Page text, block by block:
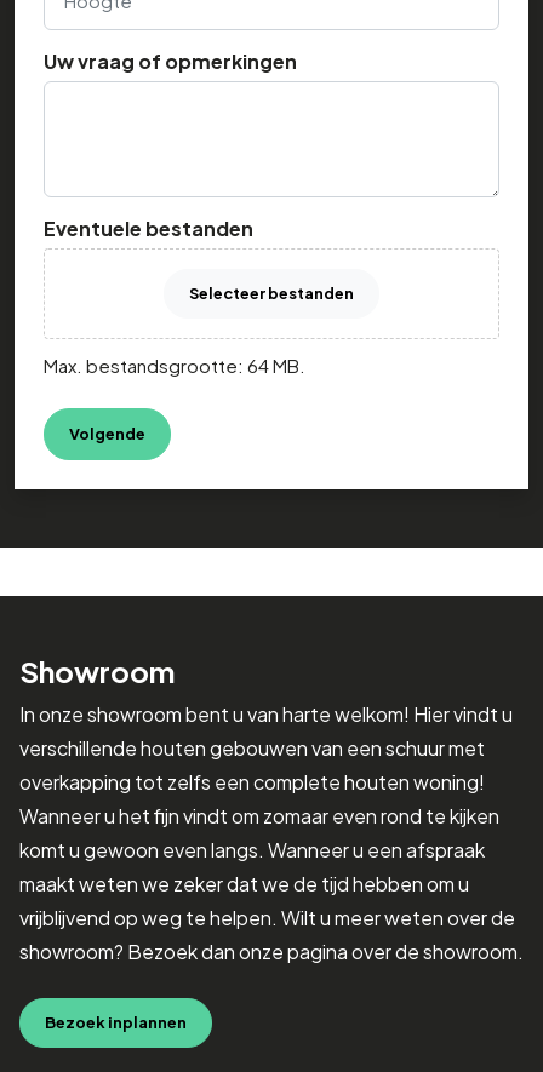
Uw vraag of opmerkingen
Eventuele bestanden
Selecteer bestanden
Max. bestandsgrootte: 64 MB.
Showroom
In onze showroom bent u van harte welkom! Hier vindt u
verschillende houten gebouwen van een schuur met
overkapping tot zelfs een complete houten woning!
Wanneer u het fijn vindt om zomaar even rond te kijken
komt u gewoon even langs. Wanneer u een afspraak
maakt weten we zeker dat we de tijd hebben om u
vrijblijvend op weg te helpen. Wilt u meer weten over de
showroom? Bezoek dan onze pagina over de showroom.
Bezoek inplannen